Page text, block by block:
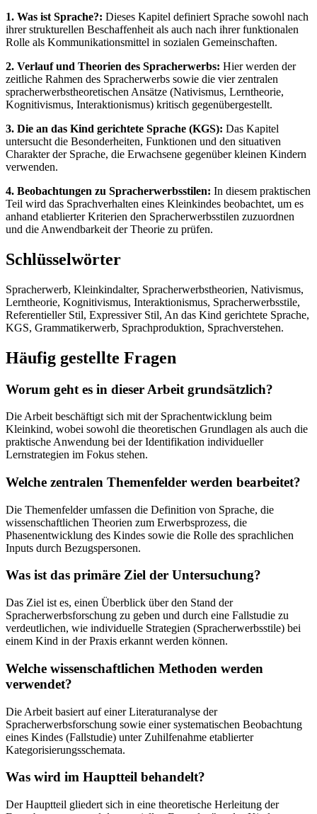
1. Was ist Sprache?: Dieses Kapitel definiert Sprache sowohl nach
ihrer strukturellen Beschaffenheit als auch nach ihrer funktionalen
Rolle als Kommunikationsmittel in sozialen Gemeinschaften.
2. Verlauf und Theorien des Spracherwerbs: Hier werden der
zeitliche Rahmen des Spracherwerbs sowie die vier zentralen
spracherwerbstheoretischen Ansätze (Nativismus, Lerntheorie,
Kognitivismus, Interaktionismus) kritisch gegenübergestellt.
3. Die an das Kind gerichtete Sprache (KGS): Das Kapitel
untersucht die Besonderheiten, Funktionen und den situativen
Charakter der Sprache, die Erwachsene gegenüber kleinen Kindern
verwenden.
4. Beobachtungen zu Spracherwerbsstilen: In diesem praktischen
Teil wird das Sprachverhalten eines Kleinkindes beobachtet, um es
anhand etablierter Kriterien den Spracherwerbsstilen zuzuordnen
und die Anwendbarkeit der Theorie zu prüfen.
Schlüsselwörter
Spracherwerb, Kleinkindalter, Spracherwerbstheorien, Nativismus,
Lerntheorie, Kognitivismus, Interaktionismus, Spracherwerbsstile,
Referentieller Stil, Expressiver Stil, An das Kind gerichtete Sprache,
KGS, Grammatikerwerb, Sprachproduktion, Sprachverstehen.
Häufig gestellte Fragen
Worum geht es in dieser Arbeit grundsätzlich?
Die Arbeit beschäftigt sich mit der Sprachentwicklung beim
Kleinkind, wobei sowohl die theoretischen Grundlagen als auch die
praktische Anwendung bei der Identifikation individueller
Lernstrategien im Fokus stehen.
Welche zentralen Themenfelder werden bearbeitet?
Die Themenfelder umfassen die Definition von Sprache, die
wissenschaftlichen Theorien zum Erwerbsprozess, die
Phasenentwicklung des Kindes sowie die Rolle des sprachlichen
Inputs durch Bezugspersonen.
Was ist das primäre Ziel der Untersuchung?
Das Ziel ist es, einen Überblick über den Stand der
Spracherwerbsforschung zu geben und durch eine Fallstudie zu
verdeutlichen, wie individuelle Strategien (Spracherwerbsstile) bei
einem Kind in der Praxis erkannt werden können.
Welche wissenschaftlichen Methoden werden
verwendet?
Die Arbeit basiert auf einer Literaturanalyse der
Spracherwerbsforschung sowie einer systematischen Beobachtung
eines Kindes (Fallstudie) unter Zuhilfenahme etablierter
Kategorisierungsschemata.
Was wird im Hauptteil behandelt?
Der Hauptteil gliedert sich in eine theoretische Herleitung der